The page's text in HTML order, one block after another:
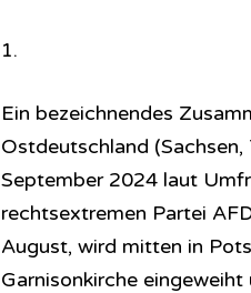
1.
Ein bezeichnendes
Ostdeutschland
September 2024 laut
rechtsextremen Partei
August, wird mitten in
Garnisonkirche